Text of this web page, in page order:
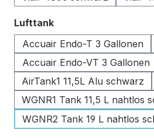
Lufttankauswählen
Accuair Endo-T 3 Gallonen
Accuair Endo-VT 3 Gallonen
AirTank1 11,5L Alu schwarz
WGNR1 Tank 11,5 L nahtlos
WGNR2 Tank 19 L nahtlos